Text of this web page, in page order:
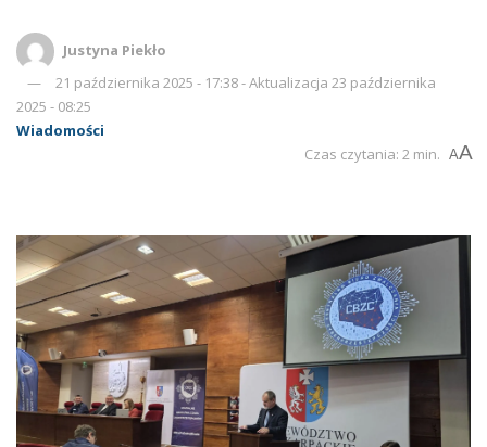
Justyna Piekło
21 października 2025 - 17:38 - Aktualizacja 23 października
2025 - 08:25
Wiadomości
Czas czytania: 2 min. AA